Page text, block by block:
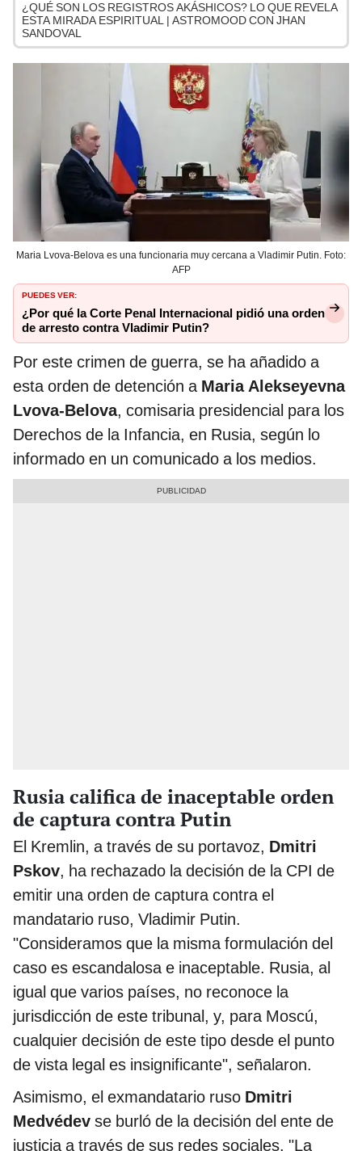
¿QUÉ SON LOS REGISTROS AKÁSHICOS? LO QUE REVELA
ESTA MIRADA ESPIRITUAL | ASTROMOOD CON JHAN
SANDOVAL
Maria Lvova-Belova es una funcionaria muy cercana a Vladimir Putin. Foto:
AFP
PUEDES VER:
¿Por qué la Corte Penal Internacional pidió una orden
de arresto contra Vladimir Putin?
Por este crimen de guerra, se ha añadido a
esta orden de detención a Maria Alekseyevna
Lvova-Belova, comisaria presidencial para los
Derechos de la Infancia, en Rusia, según lo
informado en un comunicado a los medios.
Rusia califica de inaceptable orden
de captura contra Putin
El Kremlin, a través de su portavoz, Dmitri
Pskov, ha rechazado la decisión de la CPI de
emitir una orden de captura contra el
mandatario ruso, Vladimir Putin.
"Consideramos que la misma formulación del
caso es escandalosa e inaceptable. Rusia, al
igual que varios países, no reconoce la
jurisdicción de este tribunal, y, para Moscú,
cualquier decisión de este tipo desde el punto
de vista legal es insignificante", señalaron.
Asimismo, el exmandatario ruso Dmitri
Medvédev se burló de la decisión del ente de
justicia a través de sus redes sociales. "La